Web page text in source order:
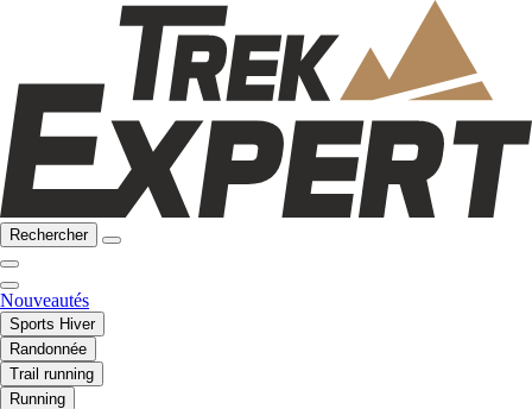
Rechercher
Nouveautés
Sports Hiver
Randonnée
Trail running
Running